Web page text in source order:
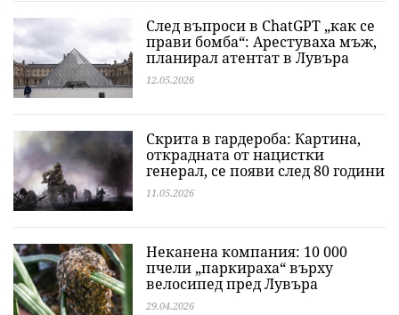
След въпроси в ChatGPT „как се
прави бомба“: Арестуваха мъж,
планирал атентат в Лувъра
12.05.2026
Скрита в гардероба: Картина,
открадната от нацистки
генерал, се появи след 80 години
11.05.2026
Неканена компания: 10 000
пчели „паркираха“ върху
велосипед пред Лувъра
29.04.2026